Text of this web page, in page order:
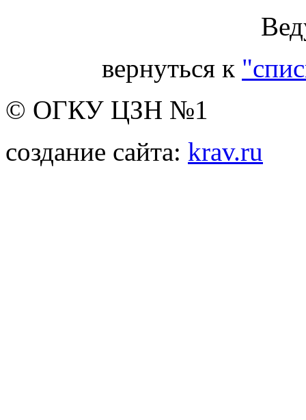
вернуться к
© ОГКУ ЦЗН №1
создание сайта: krav.ru